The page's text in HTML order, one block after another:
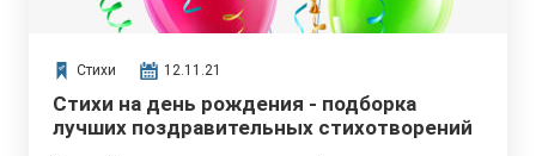
Стихи 12.11.21
Стихи на день рождения - подборка
лучших поздравительных стихотворений